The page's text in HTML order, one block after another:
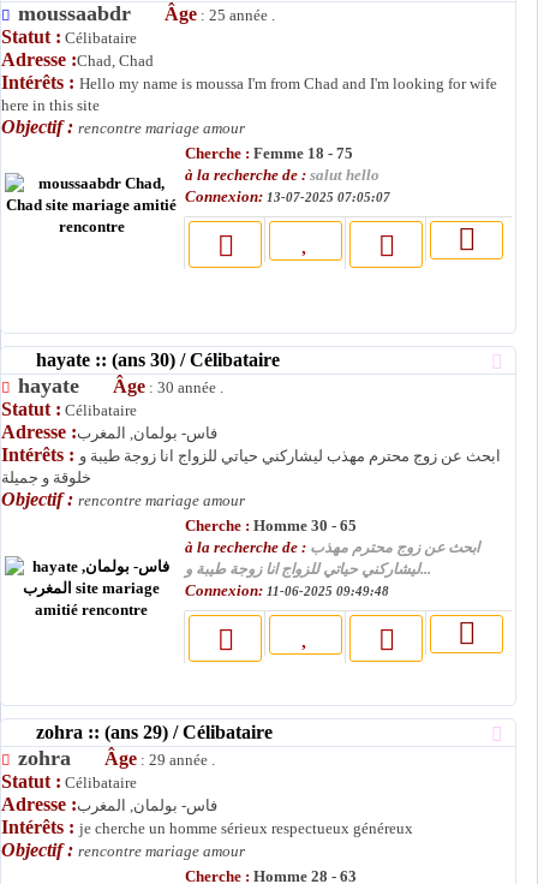
moussaabdr Âge : 25 année .
Statut : Célibataire
Adresse :Chad, Chad
Intérêts : Hello my name is moussa I'm from Chad and I'm looking for wife
here in this site
Objectif : rencontre mariage amour
Cherche : Femme 18 - 75
à la recherche de : salut hello
Connexion: 13-07-2025 07:05:07
hayate :: (ans 30) / Célibataire
hayate Âge : 30 année .
Statut : Célibataire
Adresse :فاس- بولمان, المغرب
Intérêts : ابحث عن زوج محترم مهذب ليشاركني حياتي للزواج انا زوجة طيبة و
خلوقة و جميلة
Objectif : rencontre mariage amour
Cherche : Homme 30 - 65
à la recherche de : ابحث عن زوج محترم مهذب
ليشاركني حياتي للزواج انا زوجة طيبة و...
Connexion: 11-06-2025 09:49:48
zohra :: (ans 29) / Célibataire
zohra Âge : 29 année .
Statut : Célibataire
Adresse :فاس- بولمان, المغرب
Intérêts : je cherche un homme sérieux respectueux généreux
Objectif : rencontre mariage amour
Cherche : Homme 28 - 63